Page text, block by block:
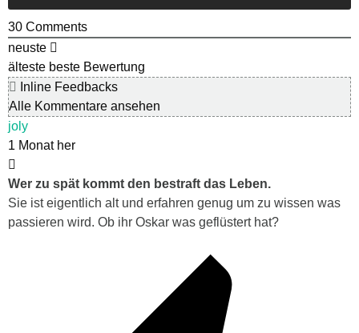
30 Comments
neuste
älteste beste Bewertung
Inline Feedbacks
Alle Kommentare ansehen
joly
1 Monat her
Wer zu spät kommt den bestraft das Leben.
Sie ist eigentlich alt und erfahren genug um zu wissen was
passieren wird. Ob ihr Oskar was geflüstert hat?